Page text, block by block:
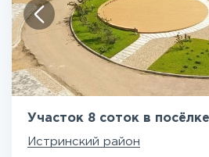
Участок 8 соток в
Истринский район